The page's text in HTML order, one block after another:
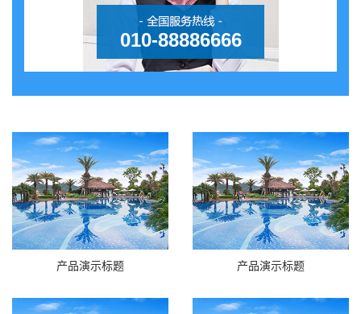
010-88886666
产品演示标题 产品演示标题